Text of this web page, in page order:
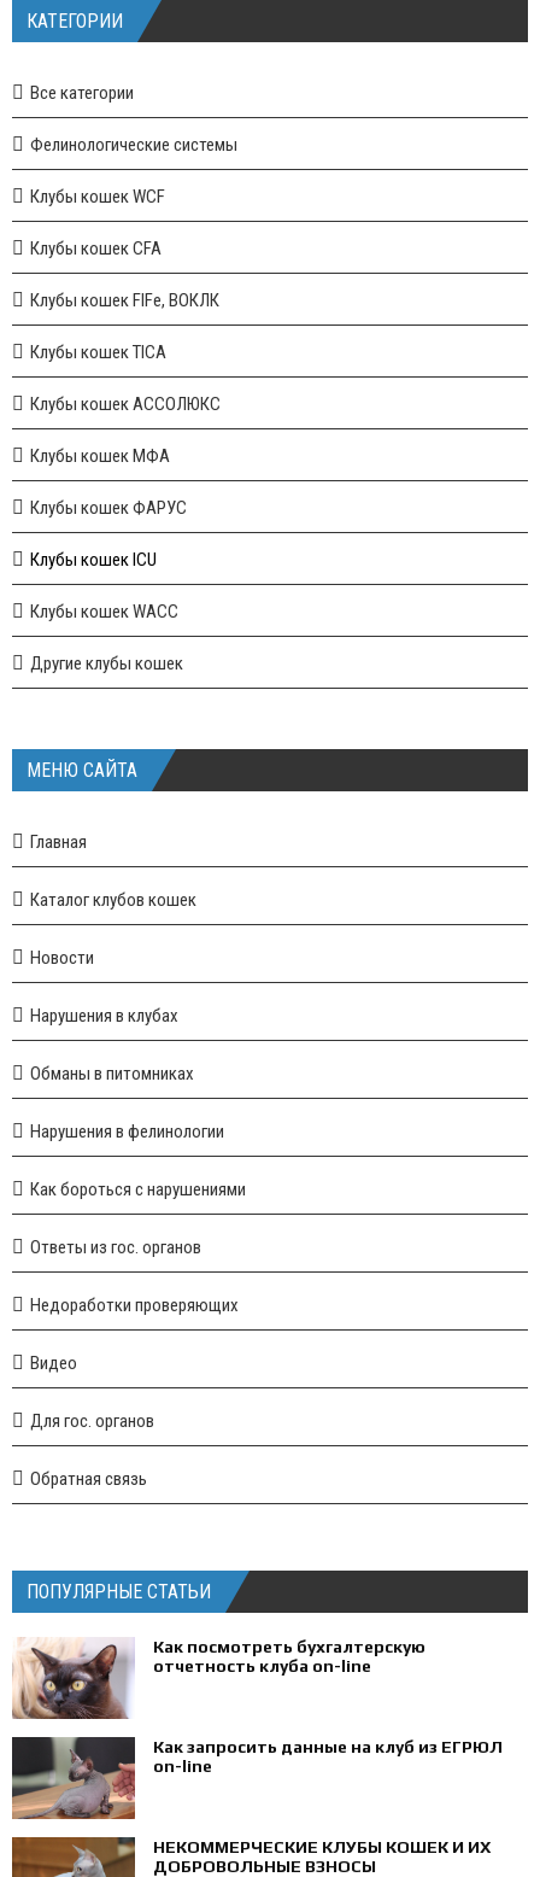
КАТЕГОРИИ
Все категории
Фелинологические системы
Клубы кошек WCF
Клубы кошек CFA
Клубы кошек FIFe, ВОКЛК
Клубы кошек TICA
Клубы кошек АССОЛЮКС
Клубы кошек МФА
Клубы кошек ФАРУС
Клубы кошек ICU
Клубы кошек WACC
Другие клубы кошек
МЕНЮ САЙТА
Главная
Каталог клубов кошек
Новости
Нарушения в клубах
Обманы в питомниках
Нарушения в фелинологии
Как бороться с нарушениями
Ответы из гос. органов
Недоработки проверяющих
Видео
Для гос. органов
Обратная связь
ПОПУЛЯРНЫЕ СТАТЬИ
Как посмотреть бухгалтерскую
отчетность клуба on-line
Как запросить данные на клуб из ЕГРЮЛ
on-line
НЕКОММЕРЧЕСКИЕ КЛУБЫ КОШЕК И ИХ
ДОБРОВОЛЬНЫЕ ВЗНОСЫ